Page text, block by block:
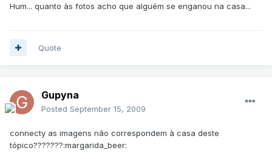
Hum... quanto às fotos acho que alguém se enganou na casa...
Quote
Gupyna
Posted September 15, 2009
connecty as imagens não correspondem à casa deste
tópico???????:margarida_beer: